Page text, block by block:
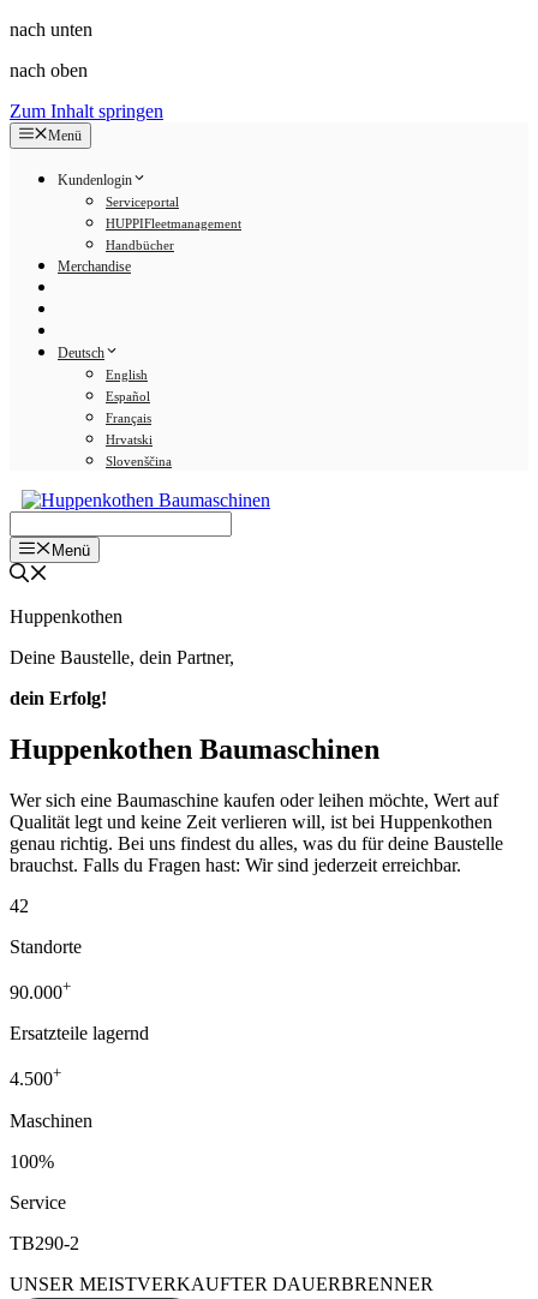
nach unten
nach oben
Zum Inhalt springen
Menü
Kundenlogin
Serviceportal
HUPPIFleetmanagement
Handbücher
Merchandise
Deutsch
English
Español
Français
Hrvatski
Slovenščina
Menü
Huppenkothen
Deine Baustelle, dein Partner,
dein Erfolg!
Huppenkothen Baumaschinen
Wer sich eine Baumaschine kaufen oder leihen möchte, Wert auf
Qualität legt und keine Zeit verlieren will, ist bei Huppenkothen
genau richtig. Bei uns findest du alles, was du für deine Baustelle
brauchst. Falls du Fragen hast: Wir sind jederzeit erreichbar.
42
Standorte
90.000+
Ersatzteile lagernd
4.500+
Maschinen
100%
Service
TB290-2
UNSER MEISTVERKAUFTER DAUERBRENNER